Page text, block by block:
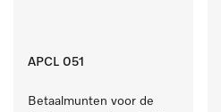
APCL 051
Betaalmunten voor de